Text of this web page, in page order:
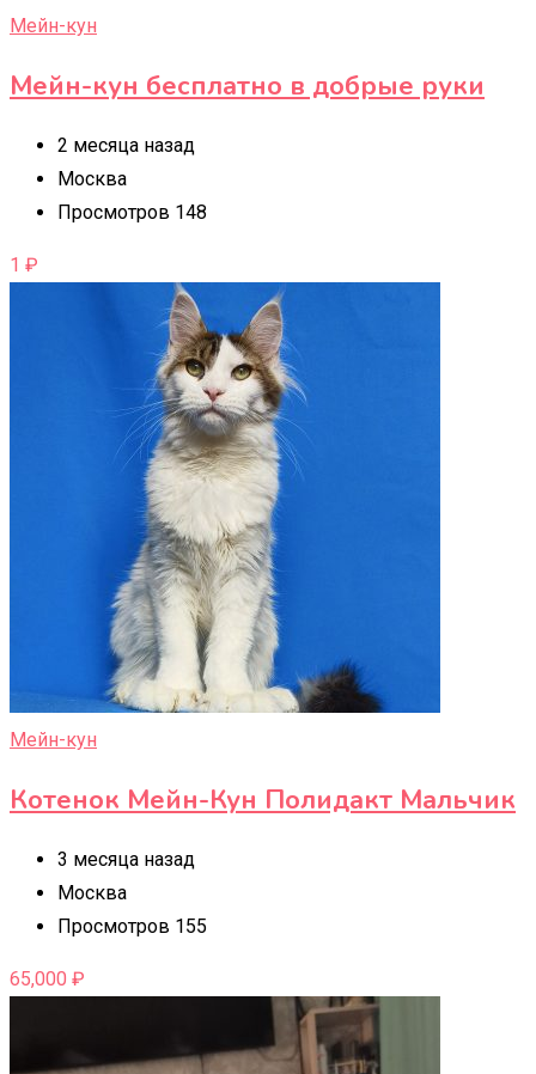
Мейн-кун
Мейн-кун бесплатно в добрые руки
2 месяца назад
Москва
Просмотров 148
1 ₽
Мейн-кун
Котенок Мейн-Кун Полидакт Мальчик
3 месяца назад
Москва
Просмотров 155
65,000 ₽